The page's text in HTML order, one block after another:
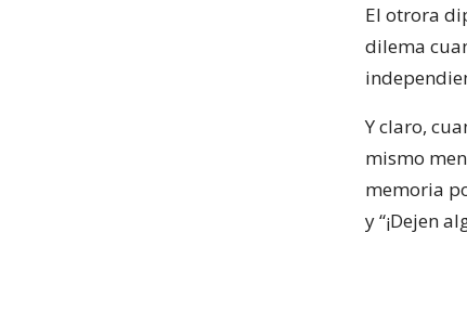
El otrora
dilema
Y claro,
mismo
memoria
y “¡Dejen